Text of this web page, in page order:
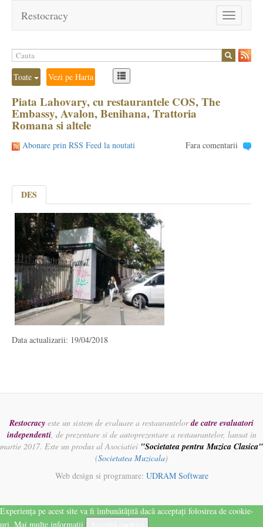
Toggle
navigation
Restocracy
Toate Vezi pe Harta
Piata Lahovary, cu restaurantele COS, The
Embassy, Avalon, Benihana, Trattoria
Romana si altele
Abonare prin RSS Feed la noutati Fara comentarii
DES
Data actualizarii: 19/04/2018
Restocracy este un sistem de evaluare a restaurantelorde catre evaluatori
independenti, de prezentare si de autoprezentare a restaurantelor, lansat in
martie 2017. Este un produs al Asociatiei "Societatea pentru Muzica Clasica"
(Societatea Muzicala)
Web design si programare: UDRAM Software
Experiența pe acest site va fi îmbunătățită dacă acceptați folosirea de cookie-
uri. Mai multe informatii